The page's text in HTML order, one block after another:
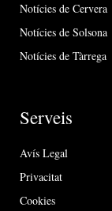
Notícies de Cervera
Notícies de Solsona
Notícies de Tàrrega
Serveis
Avís Legal
Privacitat
Cookies